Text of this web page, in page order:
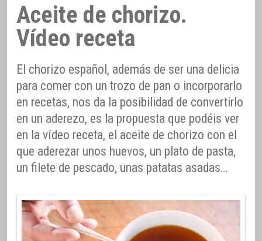
Aceite de chorizo.
Vídeo receta
El chorizo español, además de ser una delicia
para comer con un trozo de pan o incorporarlo
en recetas, nos da la posibilidad de convertirlo
en un aderezo, es la propuesta que podéis ver
en la vídeo receta, el aceite de chorizo con el
que aderezar unos huevos, un plato de pasta,
un filete de pescado, unas patatas asadas…